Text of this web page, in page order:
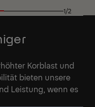
1/2
Korblast und
bieten unsere
Leistung, wenn es